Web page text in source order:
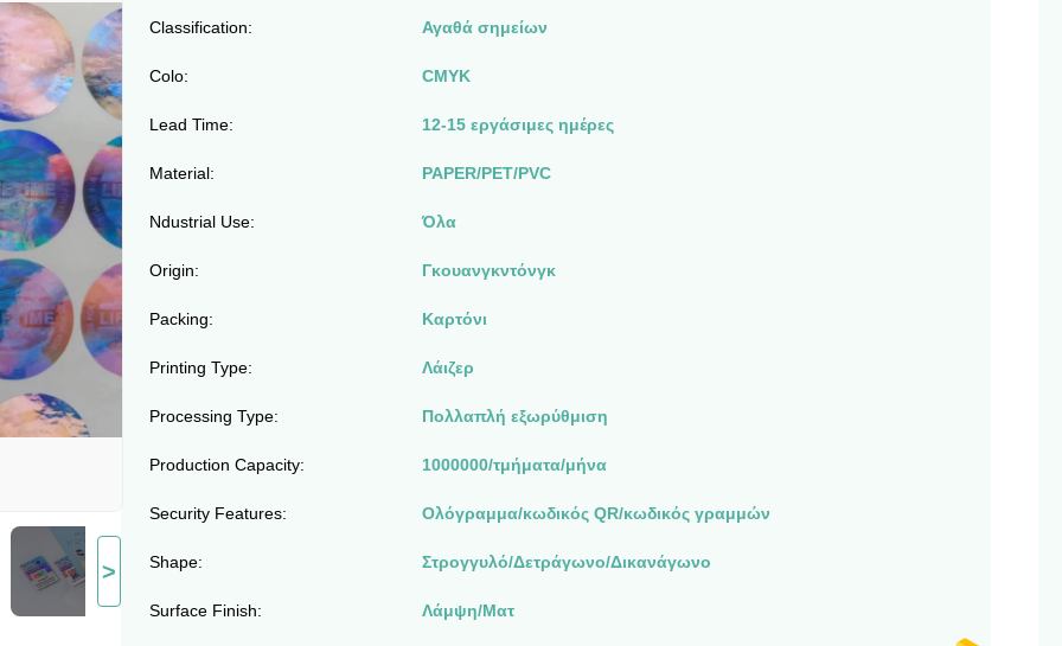
>
Classification: Αγαθά σημείων
Colo: CMYK
Lead Time: 12-15 εργάσιμες ημέρες
Material: PAPER/PET/PVC
Ndustrial Use: Όλα
Origin: Γκουανγκντόνγκ
Packing: Καρτόνι
Printing Type: Λάιζερ
Processing Type: Πολλαπλή εξωρύθμιση
Production Capacity: 1000000/τμήματα/μήνα
Security Features: Ολόγραμμα/κωδικός QR/κωδικός γραμμών
Shape: Στρογγυλό/Δετράγωνο/Δικανάγωνο
Surface Finish: Λάμψη/Ματ